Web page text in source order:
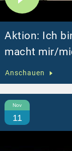
Aktion: Ich
macht mir/
Anschauen
Nov
11